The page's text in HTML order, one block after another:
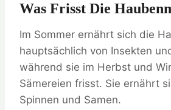
Was Frisst Die
Im Sommer ernährt sich die
hauptsächlich von Insekten
während sie im Herbst und
Sämereien frisst. Sie ernährt
Spinnen und Samen.